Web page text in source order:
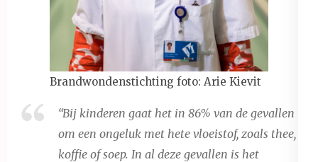
Brandwondenstichting foto: Arie Kievit
“Bij kinderen gaat het in 86% van de gevallen
om een ongeluk met hete vloeistof, zoals thee,
koffie of soep. In al deze gevallen is het